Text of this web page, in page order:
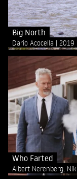
Big North
Dario Acocella 2019
Who Farted
Albert Nerenberg,